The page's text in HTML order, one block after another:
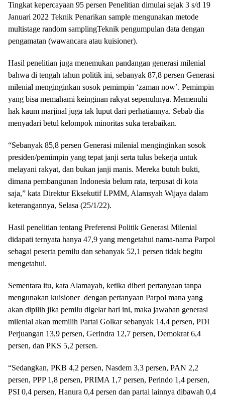
Tingkat kepercayaan 95 persen Penelitian dimulai sejak 3 s/d 19
Januari 2022 Teknik Penarikan sample mengunakan metode
multistage random samplingTeknik pengumpulan data dengan
pengamatan (wawancara atau kuisioner).
Hasil penelitian juga menemukan pandangan generasi milenial
bahwa di tengah tahun politik ini, sebanyak 87,8 persen Generasi
milenial menginginkan sosok pemimpin ‘zaman now’. Pemimpin
yang bisa memahami keinginan rakyat sepenuhnya. Memenuhi
hak kaum marjinal juga tak luput dari perhatiannya. Sebab dia
menyadari betul kelompok minoritas suka terabaikan.
“Sebanyak 85,8 persen Generasi milenial menginginkan sosok
presiden/pemimpin yang tepat janji serta tulus bekerja untuk
melayani rakyat, dan bukan janji manis. Mereka butuh bukti,
dimana pembangunan Indonesia belum rata, terpusat di kota
saja,” kata Direktur Eksekutif LPMM, Alamsyah Wijaya dalam
keterangannya, Selasa (25/1/22).
Hasil penelitian tentang Preferensi Politik Generasi Milenial
didapati ternyata hanya 47,9 yang mengetahui nama-nama Parpol
sebagai peserta pemilu dan sebanyak 52,1 persen tidak begitu
mengetahui.
Sementara itu, kata Alamayah, ketika diberi pertanyaan tanpa
mengunakan kuisioner dengan pertanyaan Parpol mana yang
akan dipilih jika pemilu digelar hari ini, maka jawaban generasi
milenial akan memilih Partai Golkar sebanyak 14,4 persen, PDI
Perjuangan 13,9 persen, Gerindra 12,7 persen, Demokrat 6,4
persen, dan PKS 5,2 persen.
“Sedangkan, PKB 4,2 persen, Nasdem 3,3 persen, PAN 2,2
persen, PPP 1,8 persen, PRIMA 1,7 persen, Perindo 1,4 persen,
PSI 0,4 persen, Hanura 0,4 persen dan partai lainnya dibawah 0,4